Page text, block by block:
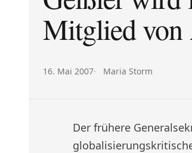
Mitglied von
Veröffentlicht am:
16. Mai 2007 Autor:
Maria Storm
Der frühere